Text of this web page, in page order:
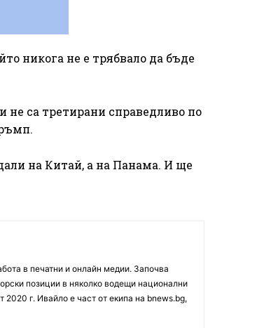
никога не е трябвало да бъде
не са третирани справедливо по
на Китай, а на Панама. И ще
в печатни и онлайн медии. Започва
позиции в няколко водещи национални
2020 г. Ивайло е част от екипа на bnews.bg,